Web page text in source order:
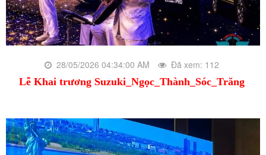
28/05/2026 04:34:00 AM Đã xem: 112
Lễ Khai trương Suzuki_Ngọc_Thành_Sóc_Trăng